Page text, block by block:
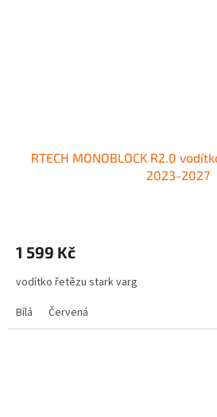
RTECH MONOBLOCK R2.0
2023-2027
1 599 Kč
vodítko řetězu stark varg
Bílá
Červená